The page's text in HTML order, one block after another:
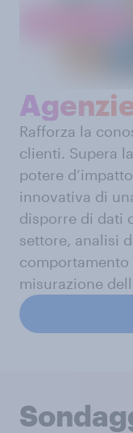
Rafforza la
clienti. Supera
potere
innovativa di
disporre di dati
settore, analisi
misurazione